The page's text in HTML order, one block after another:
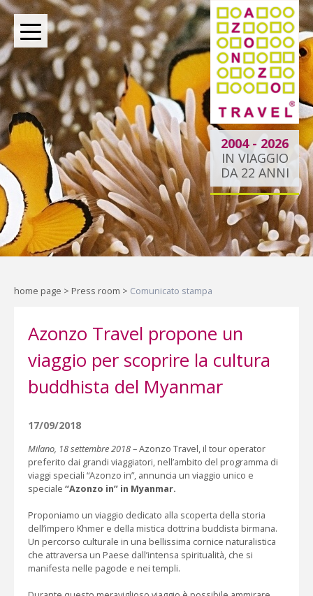
2004 - 2026
IN VIAGGIO
DA 22 ANNI
BOUTIQUE TOUR OPERATOR INDIPENDENTE DAL
2004
Dietro ogni viaggio ci
siamo noi.
Indipendenti per scelta, al tuo
fianco per passione.
home page > Press room > Comunicato stampa
Azonzo Travel propone un
viaggio per scoprire la cultura
buddhista del Myanmar
17/09/2018
Milano, 18 settembre 2018– Azonzo Travel, il tour operator
preferito dai grandi viaggiatori, nell’ambito del programma di
viaggi speciali “Azonzo in”, annuncia un viaggio unico e
speciale “Azonzo in” in Myanmar.
Proponiamo un viaggio dedicato alla scoperta della storia
dell’impero Khmer e della mistica dottrina buddista birmana.
Un percorso culturale in una bellissima cornice naturalistica
che attraversa un Paese dall’intensa spiritualità, che si
manifesta nelle pagode e nei templi.